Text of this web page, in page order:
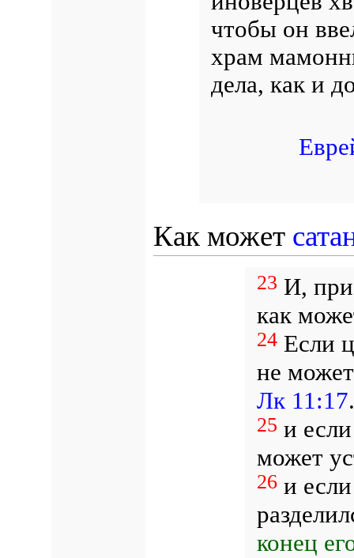
чтобы он
храм
дела, как и
Как может
23 И,
как
24Если
не
Лк 11:17.
25 и
может
26и если
конец